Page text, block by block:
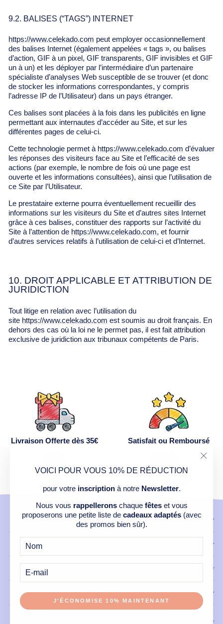
VOICI POUR VOUS 10% DE RÉDUCTION
pour votre inscriptionà notre Newsletter.
Nous vous rappelleronschaque fêteset vous
proposerons une petite liste de cadeaux adaptés(avec
des promos bien sûr).
J'ÉCONOMISE 10% MAINTENANT
9.2. BALISES (“TAGS”) INTERNET
https://www.celekado.com peut employer occasionnellement
des balises Internet (également appelées « tags », ou balises
d’action, GIF à un pixel, GIF transparents, GIF invisibles et GIF
un à un) et les déployer par l’intermédiaire d’un partenaire
spécialiste d’analyses Web susceptible de se trouver (et donc
de stocker les informations correspondantes, y compris
l’adresse IP de l’Utilisateur) dans un pays étranger.
Ces balises sont placées à la fois dans les publicités en ligne
permettant aux internautes d’accéder au Site, et sur les
différentes pages de celui-ci.
Cette technologie permet à https://www.celekado.com d’évaluer
les réponses des visiteurs face au Site et l’efficacité de ses
actions (par exemple, le nombre de fois où une page est
ouverte et les informations consultées), ainsi que l’utilisation de
ce Site par l’Utilisateur.
Le prestataire externe pourra éventuellement recueillir des
informations sur les visiteurs du Site et d’autres sites Internet
grâce à ces balises, constituer des rapports sur l’activité du
Site à l’attention de https://www.celekado.com, et fournir
d’autres services relatifs à l’utilisation de celui-ci et d’Internet.
10. DROIT APPLICABLE ET ATTRIBUTION DE
JURIDICTION
Tout litige en relation avec l’utilisation du
site https://www.celekado.com est soumis au droit français. En
dehors des cas où la loi ne le permet pas, il est fait attribution
exclusive de juridiction aux tribunaux compétents de Paris.
Livraison Offerte dès 35€ Satisfait ou Remboursé
CONTACT
INFORMATIONS LÉGALES